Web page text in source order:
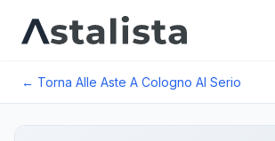
← Torna Alle Aste A Cologno Al Serio